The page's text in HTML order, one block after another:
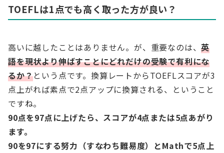
TOEFLは1点でも高く取った方が良い？
高いに越したことはありません。が、重要なのは、英
語を現状より伸ばすことにどれだけの受験で有利にな
るか？という点です。換算レートからTOEFLスコアが3
点上がれば素点で2点アップに換算される、ということ
ですね。
90点を97点に上げたら、スコアが4点または5点あがり
ます。
90を97にする努力（すなわち難易度）とMathで5点上